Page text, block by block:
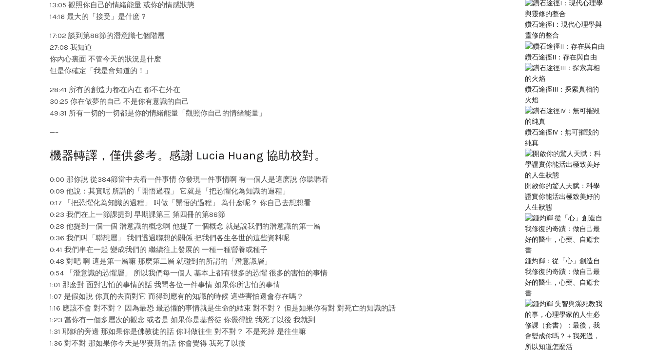
13:05 觀照你自己的情緒能量 或你的情感狀態
14:16 最大的「接受」是什麽？
17:02 談到第88節的潛意識七個階層
27:08 我知道
你內心裏面 不管今天的狀況是什麽
但是你確定「我是會知道的！」
28:41 所有的創造力都在內在 都不在外在
30:25 你在做夢的自己 不是你有意識的自己
49:31 所有一切的一切都是你的情緒能量「觀照你自己的情緒能量」
—–
機器轉譯，僅供參考。感謝 Lucia Huang 協助校對。
0:00 那你說 從384節當中去看一件事情 你發現一件事情啊 有一個人是這麽說 你聽聽看
0:09 他說：其實呢 所謂的「開悟過程」 它就是「把恐懼化為知識的過程」
0:17 「把恐懼化為知識的過程」 叫做「開悟的過程」 為什麽呢？ 你自己去想想看
0:23 我們在上一節課提到 早期課第三 第四冊的第88節
0:28 他提到一個一個 潛意識的概念啊 他提了一個概念 就是說我們的潛意識的第一層
0:36 我們叫「聯想層」 我們透過聯想的關係 把我們各生各世的這些資料呢
0:41 我們串在一起 變成我們的 繼續往上發展的 一種一種營養或種子
0:48 對吧 啊 這是第一層嘛 那麽第二層 就碰到的所謂的「潛意識層」
0:54 「潛意識的恐懼層」 所以我們每一個人 基本上都有很多的恐懼 很多的害怕的事情
1:01 那麽對 面對害怕的事情的話 我問各位一件事情 如果你所害怕的事情
1:07 是假如說 你真的去面對它 而得到應有的知識的時候 這些害怕還會存在嗎？
1:16 應該不會 對不對？ 因為最恐 最恐懼的事情就是生命的結束 對不對？ 但是如果你有對 對死亡的知識的話
1:23 當你有一個多層次的觀念 或者是 如果你是基督徒 你覺得說 我死了以後 我就到
1:31 耶穌的旁邊 那如果你是佛教徒的話 你叫做往生 對不對？ 不是死掉 是往生嘛
1:36 對不對 那如果你今天是學賽斯的話 你會覺得 我死了以後
鑽石途徑I：現代心理學與
靈修的整合
鑽石途徑II：存在與自由
鑽石途徑III：探索真相的
火焰
鑽石途徑IV：無可摧毀的
純真
開啟你的驚人天賦：科學
證實你能活出極致美好的
人生狀態
鍾灼輝：從「心」創造自
我修復的奇蹟：做自己最
好的醫生，心藥、自癒套
書